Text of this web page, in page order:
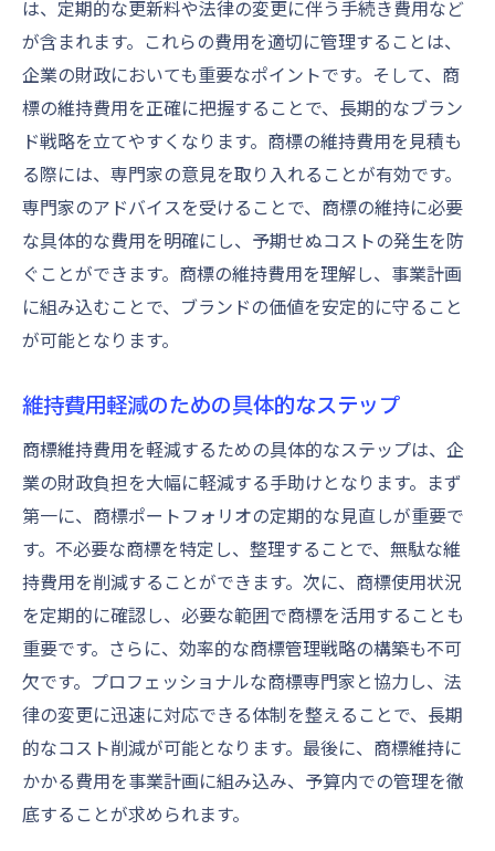
は、定期的な更新料や法律の変更に伴う手続き費用など
が含まれます。これらの費用を適切に管理することは、
企業の財政においても重要なポイントです。そして、商
標の維持費用を正確に把握することで、長期的なブラン
ド戦略を立てやすくなります。商標の維持費用を見積も
る際には、専門家の意見を取り入れることが有効です。
専門家のアドバイスを受けることで、商標の維持に必要
な具体的な費用を明確にし、予期せぬコストの発生を防
ぐことができます。商標の維持費用を理解し、事業計画
に組み込むことで、ブランドの価値を安定的に守ること
が可能となります。
維持費用軽減のための具体的なステップ
商標維持費用を軽減するための具体的なステップは、企
業の財政負担を大幅に軽減する手助けとなります。まず
第一に、商標ポートフォリオの定期的な見直しが重要で
す。不必要な商標を特定し、整理することで、無駄な維
持費用を削減することができます。次に、商標使用状況
を定期的に確認し、必要な範囲で商標を活用することも
重要です。さらに、効率的な商標管理戦略の構築も不可
欠です。プロフェッショナルな商標専門家と協力し、法
律の変更に迅速に対応できる体制を整えることで、長期
的なコスト削減が可能となります。最後に、商標維持に
かかる費用を事業計画に組み込み、予算内での管理を徹
底することが求められます。